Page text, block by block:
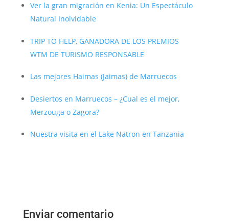
Ver la gran migración en Kenia: Un Espectáculo
Natural Inolvidable
TRIP TO HELP, GANADORA DE LOS PREMIOS
WTM DE TURISMO RESPONSABLE
Las mejores Haimas (Jaimas) de Marruecos
Desiertos en Marruecos – ¿Cual es el mejor,
Merzouga o Zagora?
Nuestra visita en el Lake Natron en Tanzania
Enviar comentario